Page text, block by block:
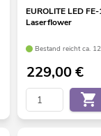
EUROLITE LED
Laserflower
Bestand reicht ca.
229,00€